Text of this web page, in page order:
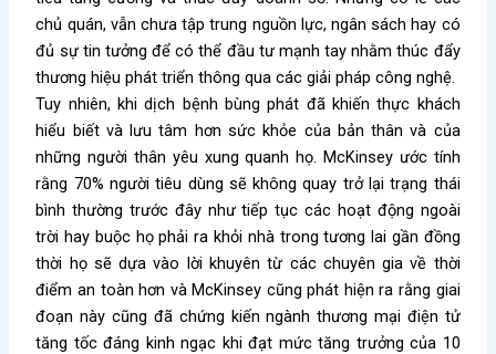
chủ quán, vẫn chưa tập trung nguồn lực, ngân sách hay có
đủ sự tin tưởng để có thể đầu tư mạnh tay nhằm thúc đẩy
thương hiệu phát triển thông qua các giải pháp công nghệ.
Tuy nhiên, khi dịch bệnh bùng phát đã khiến thực khách
hiểu biết và lưu tâm hơn sức khỏe của bản thân và của
những người thân yêu xung quanh họ. McKinsey ước tính
rằng 70% người tiêu dùng sẽ không quay trở lại trạng thái
bình thường trước đây như tiếp tục các hoạt động ngoài
trời hay buộc họ phải ra khỏi nhà trong tương lai gần đồng
thời họ sẽ dựa vào lời khuyên từ các chuyên gia về thời
điểm an toàn hơn và McKinsey cũng phát hiện ra rằng giai
đoạn này cũng đã chứng kiến ngành thương mại điện tử
tăng tốc đáng kinh ngạc khi đạt mức tăng trưởng của 10